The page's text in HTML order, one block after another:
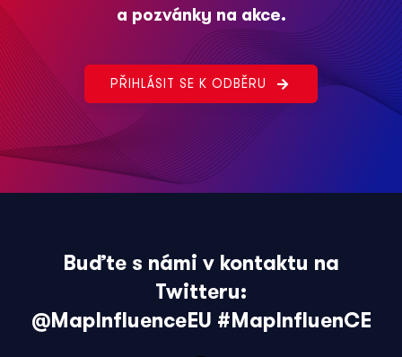
a pozvánky na akce.
PŘIHLÁSIT SE K ODBĚRU
Buďte s námi v kontaktu na
Twitteru:
@MapInfluenceEU #MapInfluenCE